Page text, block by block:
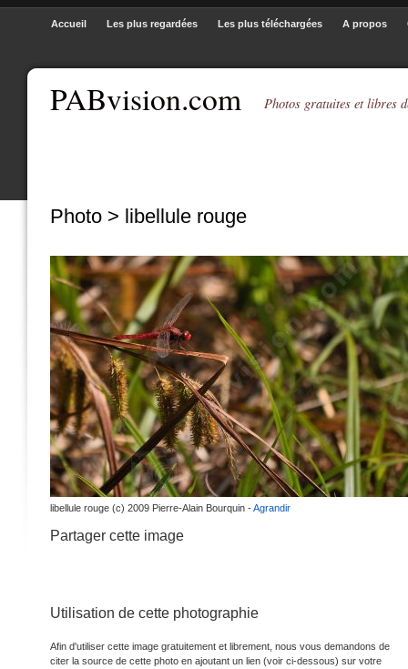
PABvision.com Photos gratuites et libres
Accueil Les plus regardées Les plus téléchargées A propos
Photo > libellule rouge
libellule rouge (c) 2009 Pierre-Alain Bourquin -Agrandir
Partager cette image
Utilisation de cette photographie
Afin d'utiliser cette image gratuitement et librement, nous vous demandons de
citer la source de cette photo en ajoutant un lien (voir ci-dessous) sur votre